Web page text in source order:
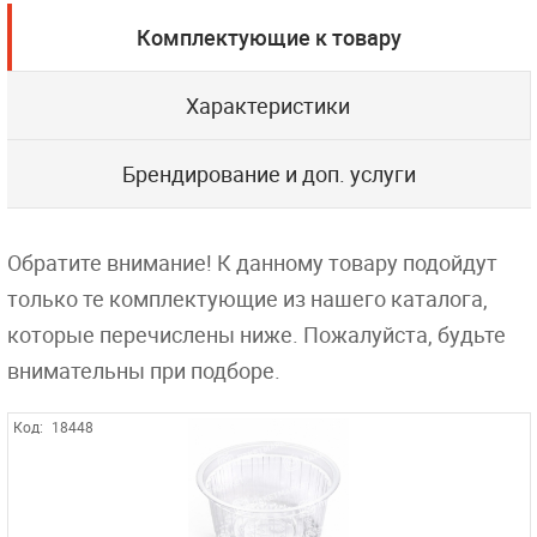
Комплектующие к товару
Характеристики
Брендирование и доп. услуги
Обратите внимание! К данному товару подойдут
только те комплектующие из нашего каталога,
которые перечислены ниже. Пожалуйста, будьте
внимательны при подборе.
Код: 18448